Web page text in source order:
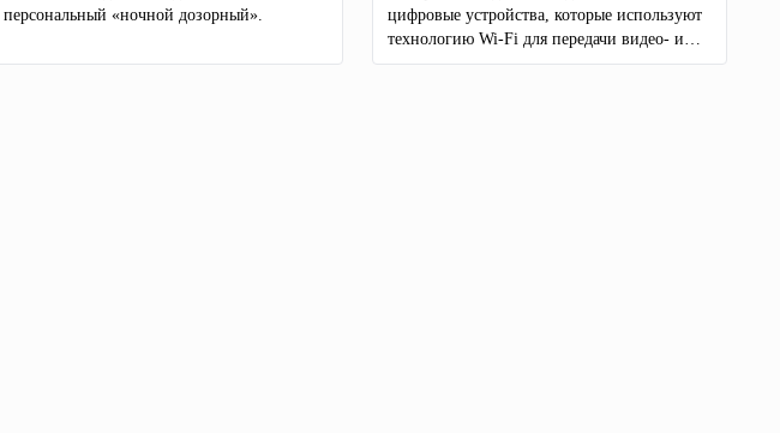
персональный «ночной дозорный».
преимущества
цифровые устройства, которые используют
технологию Wi-Fi для передачи видео- и
аудиосигнала на устройства, подключенные